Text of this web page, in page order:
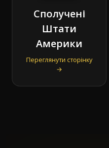
Сполучені
Штати
Америки
Переглянути сторінку
→